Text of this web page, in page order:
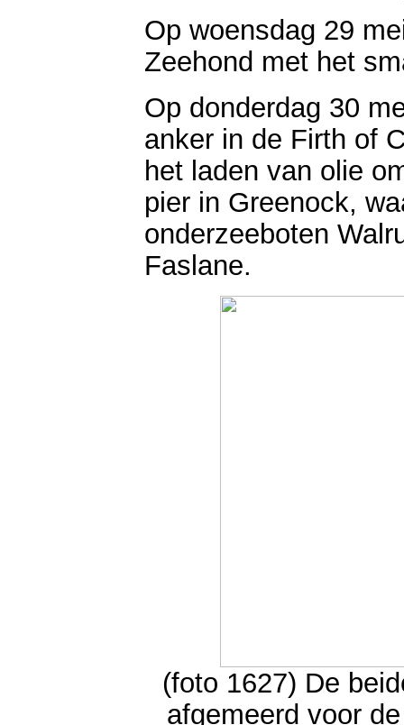
Op woensdag 29
Zeehond met het
Op donderdag 30
anker in de Firth of
het laden van olie
pier in Greenock,
onderzeeboten
Faslane.
(foto 1627) De
afgemeerd voor